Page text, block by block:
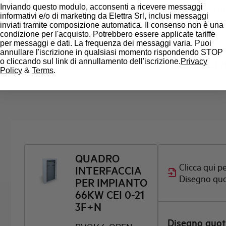
INTERFACCIA
66KW CEI 0-21
3F+N TEST
PVQI66-OPEN-T
Clicca qui
Schema
Schema del
QUADRO
INTERFACCIA
PER IMPIANTO
66KW CEI 0-21
3F+N
Clicca qui
Disegno
Disegno
Inviando questo modulo, acconsenti a ricevere messaggi
informativi e/o di marketing da Elettra Srl, inclusi messaggi
inviati tramite composizione automatica. Il consenso non è una
condizione per l'acquisto. Potrebbero essere applicate tariffe
per messaggi e dati. La frequenza dei messaggi varia. Puoi
annullare l'iscrizione in qualsiasi momento rispondendo STOP
o cliccando sul link di annullamento dell'iscrizione.Privacy
Policy & Terms.